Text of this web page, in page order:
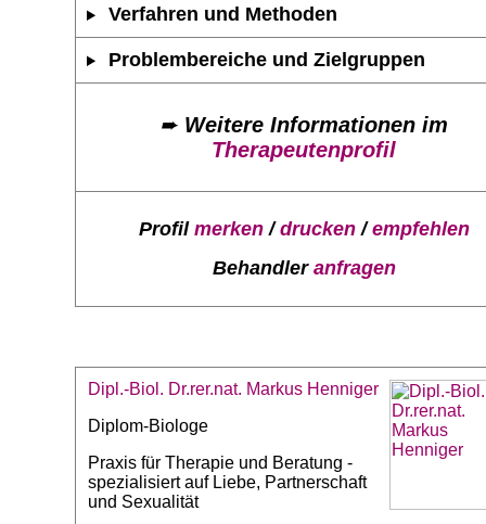
Verfahren und Methoden
Problembereiche und Zielgruppen
➨ Weitere Informationen im
Therapeutenprofil
Profil merken/drucken/empfehlen
Behandler anfragen
Dipl.-Biol. Dr.rer.nat. Markus Henniger
Diplom-Biologe
Praxis für Therapie und Beratung -
spezialisiert auf Liebe, Partnerschaft
und Sexualität